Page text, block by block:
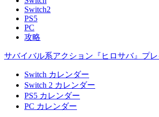
Switch2
PS5
PC
攻略
サバイバル系アクション『ヒロサバ』プレ
Switch カレンダー
Switch 2 カレンダー
PS5 カレンダー
PC カレンダー